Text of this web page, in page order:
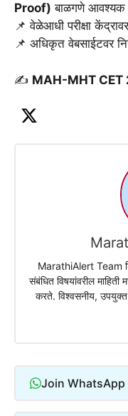
Proof) बाळगणे
📌 वेळेआधी परीक्षा
📌 अधिकृत वेबसाईटवर
✍ MAH-MHT CET
MarathiAlert Team
संबंधित विषयांवरील माहिती
करते. विश्वसनीय,
Join WhatsApp